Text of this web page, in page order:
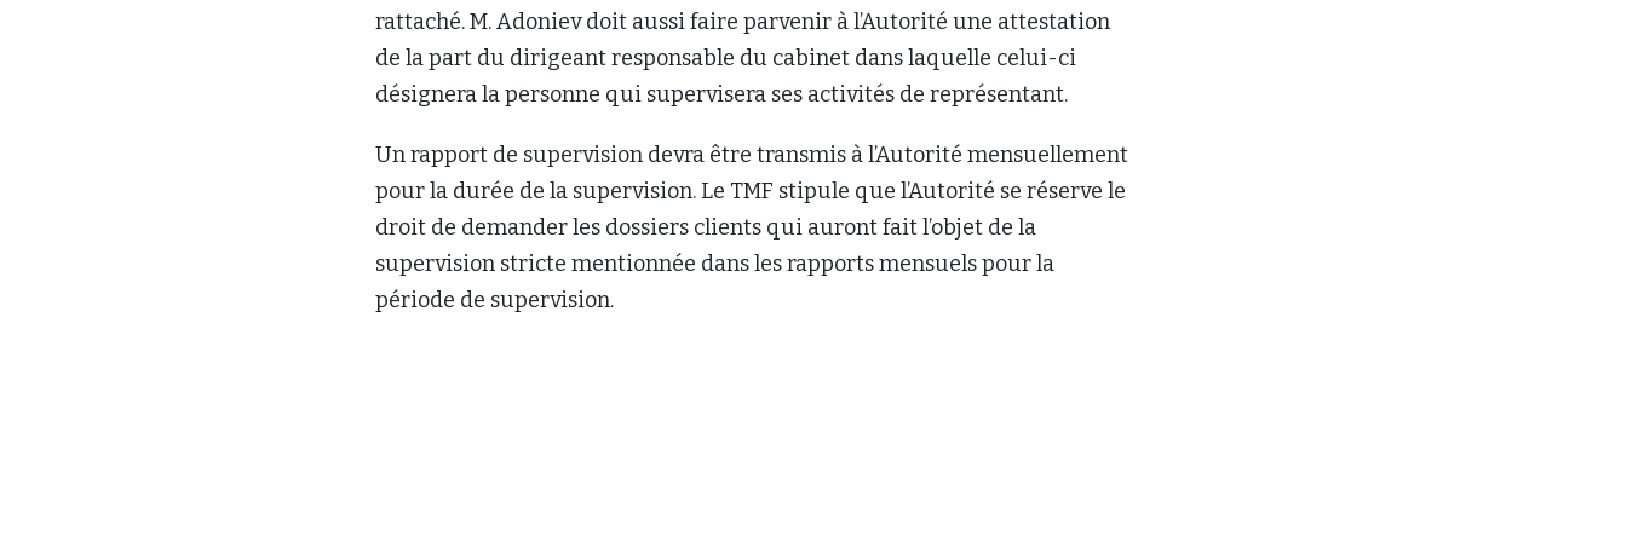
rattaché. M. Adoniev doit aussi faire parvenir à l’Autorité une attestation
de la part du dirigeant responsable du cabinet dans laquelle celui-ci
désignera la personne qui supervisera ses activités de représentant.
Un rapport de supervision devra être transmis à l’Autorité mensuellement
pour la durée de la supervision. Le TMF stipule que l’Autorité se réserve le
droit de demander les dossiers clients qui auront fait l’objet de la
supervision stricte mentionnée dans les rapports mensuels pour la
période de supervision.